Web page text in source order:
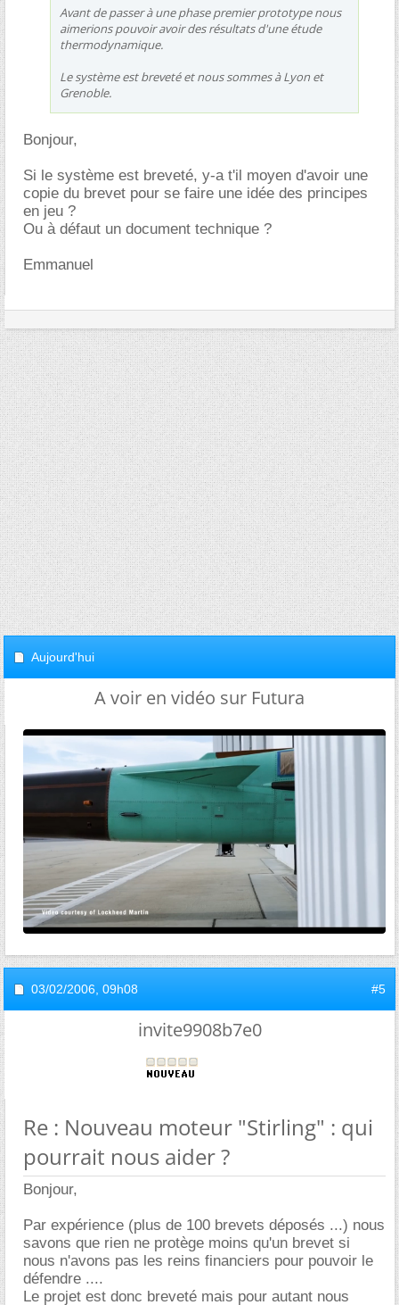
Avant de passer à une phase premier prototype nous
aimerions pouvoir avoir des résultats d'une étude
thermodynamique.
Le système est breveté et nous sommes à Lyon et
Grenoble.
Bonjour,
Si le système est breveté, y-a t'il moyen d'avoir une
copie du brevet pour se faire une idée des principes
en jeu ?
Ou à défaut un document technique ?
Emmanuel
Aujourd'hui
A voir en vidéo sur Futura
03/02/2006, 09h08 #5
invite9908b7e0
Re : Nouveau moteur "Stirling" : qui
pourrait nous aider ?
Bonjour,
Par expérience (plus de 100 brevets déposés ...) nous
savons que rien ne protège moins qu'un brevet si
nous n'avons pas les reins financiers pour pouvoir le
défendre ....
Le projet est donc breveté mais pour autant nous